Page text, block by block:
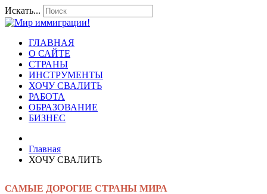
Искать...
ГЛАВНАЯ
О САЙТЕ
СТРАНЫ
ИНСТРУМЕНТЫ
ХОЧУ СВАЛИТЬ
РАБОТА
ОБРАЗОВАНИЕ
БИЗНЕС
Главная
ХОЧУ СВАЛИТЬ
САМЫЕ ДОРОГИЕ СТРАНЫ МИРА